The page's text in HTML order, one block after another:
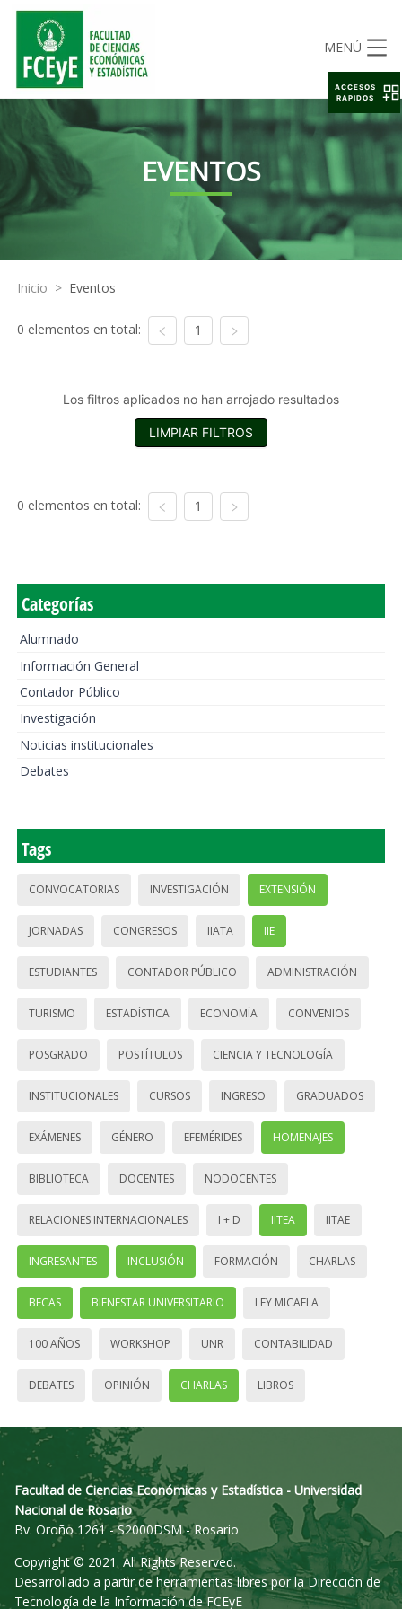
MENÚ
EVENTOS
Inicio > Eventos
0 elementos en total: 1
Los filtros aplicados no han arrojado resultados
LIMPIAR FILTROS
0 elementos en total: 1
Categorías
Alumnado
Información General
Contador Público
Investigación
Noticias institucionales
Debates
Tags
CONVOCATORIAS INVESTIGACIÓN EXTENSIÓN
JORNADAS CONGRESOS IIATA IIE
ESTUDIANTES CONTADOR PÚBLICO ADMINISTRACIÓN
TURISMO ESTADÍSTICA ECONOMÍA CONVENIOS
POSGRADO POSTÍTULOS CIENCIA Y TECNOLOGÍA
INSTITUCIONALES CURSOS INGRESO GRADUADOS
EXÁMENES GÉNERO EFEMÉRIDES HOMENAJES
BIBLIOTECA DOCENTES NODOCENTES
RELACIONES INTERNACIONALES I + D IITEA IITAE
INGRESANTES INCLUSIÓN FORMACIÓN CHARLAS
BECAS BIENESTAR UNIVERSITARIO LEY MICAELA
100 AÑOS WORKSHOP UNR CONTABILIDAD
DEBATES OPINIÓN CHARLAS LIBROS
Facultad de Ciencias Económicas y Estadística - Universidad
Nacional de Rosario
Bv. Oroño 1261 - S2000DSM - Rosario
Copyright © 2021. All Rights Reserved.
Desarrollado a partir de herramientas libres por la Dirección de
Tecnología de la Información de FCEyE
ACCESOS
RAPIDOS